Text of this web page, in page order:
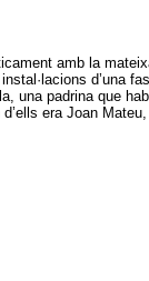
amb la
d’una
una padrina que
era Joan